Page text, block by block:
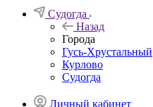
Судогда
Назад
Города
Гусь-Хрустальный
Курлово
Судогда
Личный кабинет